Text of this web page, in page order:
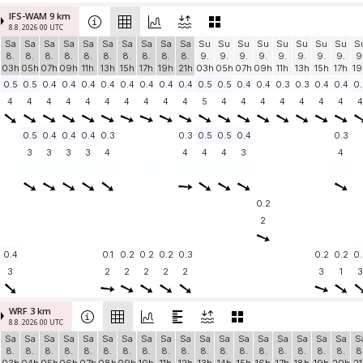
IFS-WAM 9 km
8.8. 2026 00 UTC
Sa
8.
03h
Sa
8.
05h
Sa
8.
07h
Sa
8.
09h
Sa
8.
11h
Sa
8.
13h
Sa
8.
15h
Sa
8.
17h
Sa
8.
19h
Sa
8.
21h
Su
9.
03h
Su
9.
05h
Su
9.
07h
Su
9.
09h
Su
9.
11h
Su
9.
13h
Su
9.
15h
Su
9.
17h
0.5 0.5 0.4 0.4 0.4 0.4 0.4 0.4 0.4 0.4 0.5 0.5 0.4 0.4 0.3 0.3 0.4 0.4
4
4 4 4 4 4 4 4 4 4 5 4 4 4 4 4 4 4 4
0.5 0.4 0.4 0.4 0.3 0.3 0.5 0.5 0.4
0.3
3
3 3 3 4 4 4 4 3 4
0.2
2
0.4 0.1 0.2 0.2 0.2 0.3 0.2 0.2
3
2 2 2 2 2 3 1 3
WRF 3 km
8.8. 2026 00 UTC
Sa
8.
Sa
8.
Sa
8.
Sa
8.
Sa
8.
Sa
8.
Sa
8.
Sa
8.
Sa
8.
Sa
8.
Sa
8.
Sa
8.
Sa
8.
Sa
8.
Sa
8.
Sa
8.
Sa
8.
Sa
8.